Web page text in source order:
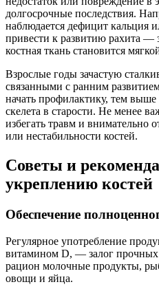
долгосрочные последствия.
наблюдается дефицит кальция
привести к развитию рахита —
костная ткань становится
Взрослые годы зачастую
связанными с ранним
начать профилактику, тем
скелета в старости. Не менее
избегать травм и внимательно
или нестабильности костей.
Советы и
укреплению костей
Обеспечение
Регулярное употребление
витамином D, — залог прочных
рацион молочные продукты,
овощи и яйца.